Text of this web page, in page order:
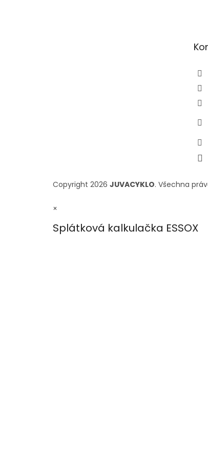
Copyright 2026 JUVACYKLO. Všechna
×
Splátková kalkulačka ESSOX